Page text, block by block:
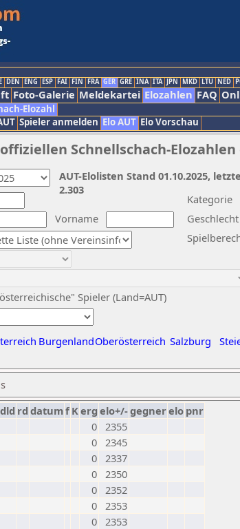
DEN ENG ESP FAI FIN FRA GER GRE INA ITA JPN MKD LTU NED
Foto-Galerie Meldekartei Elozahlen FAQ
Elozahl
Spieler anmelden Elo AUT Elo Vorschau
Schnellschach-Elozahlen
Vorname
Kategorie
Geschlecht
Spieler (Land=AUT)
BurgenlandOberösterreich Salzburg
AUT-Elolisten Stand 01.10.2025,
2.303
rd datumf Kerg elo+/-gegnerelo pnr
0 2355
0 2345
0 2337
0 2350
0 2352
0 2353
0 2353